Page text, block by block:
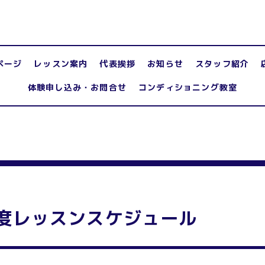
ージ レッスン案内 代表挨拶 お知らせ スタッフ紹介
体験申し込み・お問合せ コンディショニング教室
レッスンスケジュール